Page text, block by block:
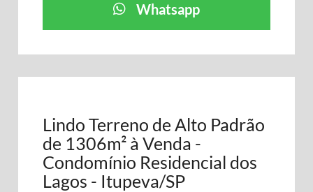
Whatsapp
Lindo Terreno de Alto Padrão
de 1306m² à Venda -
Condomínio Residencial dos
Lagos - Itupeva/SP